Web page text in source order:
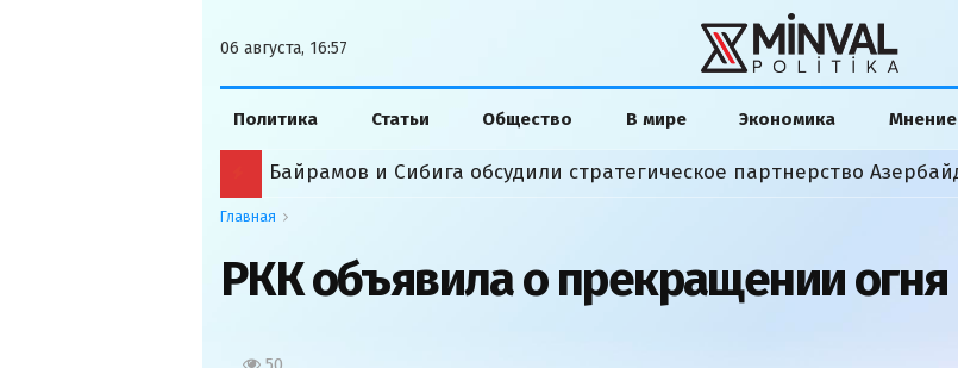
06 августа, 16:57
Политика Статьи Общество В мире Экономика Мнение
Главная
РКК объявила о прекращении огня